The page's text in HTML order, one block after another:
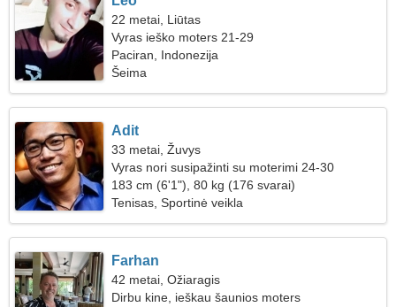
22 metai, Liūtas
Vyras ieško moters 21-29
Paciran, Indonezija
Šeima
Adit
33 metai, Žuvys
Vyras nori susipažinti su moterimi 24-30
183 cm (6'1"), 80 kg (176 svarai)
Tenisas, Sportinė veikla
Farhan
42 metai, Ožiaragis
Dirbu kine, ieškau šaunios moters